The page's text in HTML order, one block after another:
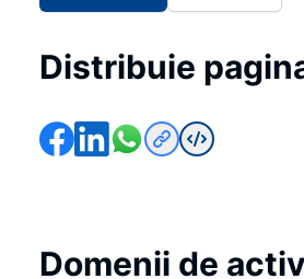
Distribuie
Domenii de